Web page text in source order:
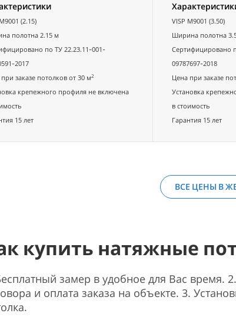
(2.15)
полотна 2.15 м
по ТУ 22.23.11-001-
2017
заказе потолков от 30 м2
крепежного профиля не включена
15 лет
VISP M9001 (3.50)
Ширина полотна
Сертифицировано
09787697-2018
Цена при заказе
Установка
в стоимость
Гарантия 15 лет
ВСЕ ЦЕНЫ В
купить натяжные
замер в удобное для Вас время.
и оплата заказа на объекте. 3.